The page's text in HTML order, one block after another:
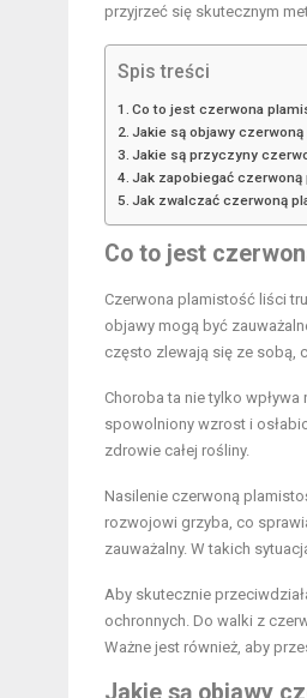
przyjrzeć się skutecznym
Spis treści
Co to jest czerwona
Jakie są objawy
Jakie są przyczyny
Jak zapobiegać
Jak zwalczać czerwoną
Co to jest
Czerwona plamistość liści
objawy mogą być
często zlewają się ze sobą,
Choroba ta nie tylko
spowolniony wzrost i
zdrowie całej rośliny.
Nasilenie czerwoną
rozwojowi grzyba, co
zauważalny. W takich
Aby skutecznie
ochronnych. Do walki z
Ważne jest również, aby
Jakie są objawy